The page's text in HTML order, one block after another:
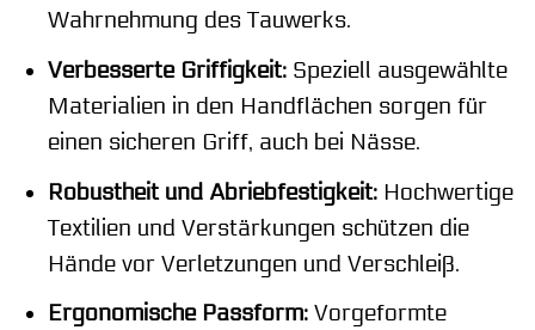
Wahrnehmung des Tauwerks.
Verbesserte Griffigkeit:Speziell ausgewählte
Materialien in den Handflächen sorgen für
einen sicheren Griff, auch bei Nässe.
Robustheit und Abriebfestigkeit:Hochwertige
Textilien und Verstärkungen schützen die
Hände vor Verletzungen und Verschleiß.
Ergonomische Passform:Vorgeformte